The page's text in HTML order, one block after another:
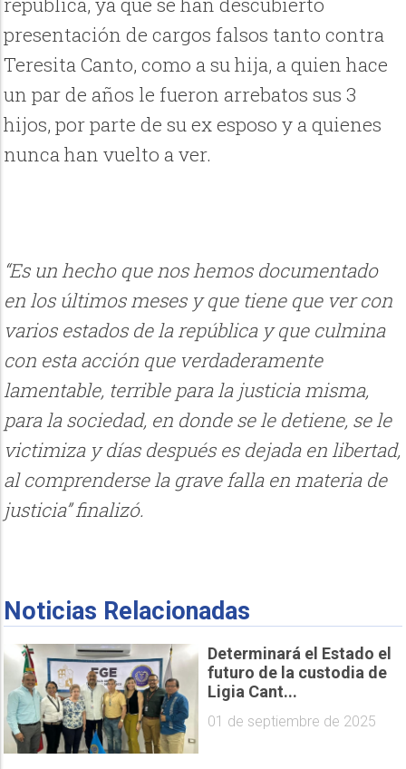
presentación de cargos falsos tanto contra
Teresita Canto, como a su hija, a quien hace
un par de años le fueron arrebatos sus 3
hijos, por parte de su ex esposo y a quienes
nunca han vuelto a ver.
“Es un hecho que nos hemos documentado
en los últimos meses y que tiene que ver con
varios estados de la república y que culmina
con esta acción que verdaderamente
lamentable, terrible para la justicia misma,
para la sociedad, en donde se le detiene, se le
victimiza y días después es dejada en libertad,
al comprenderse la grave falla en materia de
justicia” finalizó.
Noticias Relacionadas
Determinará el Estado el
futuro de la custodia de
Ligia Cant...
01 de septiembre de 2025